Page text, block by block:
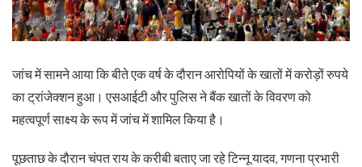
जांच में सामने आया कि बीते एक वर्ष के दौरान आरोपियों के खातों में करोड़ों रुपये
का ट्रांजेक्शन हुआ। एसआईटी और पुलिस ने बैंक खातों के विवरण को
महत्वपूर्ण साक्ष्य के रूप में जांच में शामिल किया है।
पूछताछ के दौरान चंपत राय के करीबी बताए जा रहे टिन्नू यादव, गणना प्रभारी